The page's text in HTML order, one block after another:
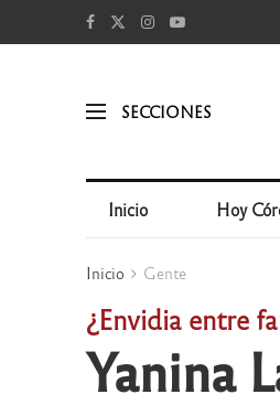
SECCIONES
Inicio Hoy
Inicio Gente
¿Envidia entre
Yanina